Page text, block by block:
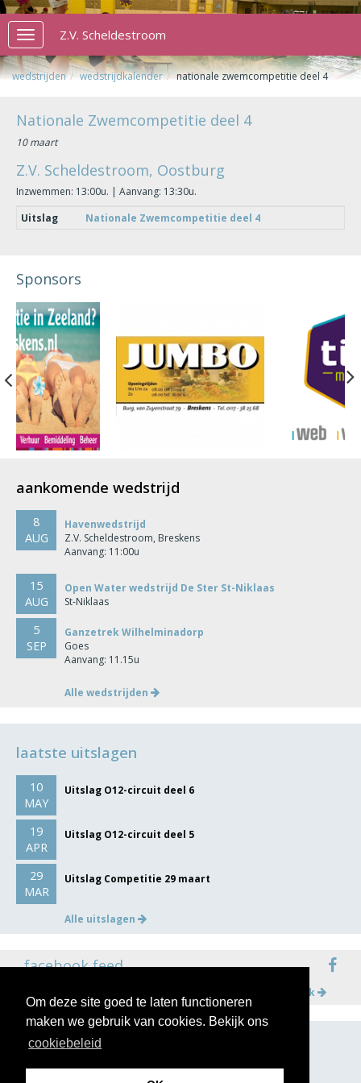
Om deze site goed te laten functioneren
maken we gebruik van cookies. Bekijk ons
cookiebeleid
Toggle
navigation
Z.V. Scheldestroom
wedstrijden wedstrijdkalender nationale zwemcompetitie deel 4
Nationale Zwemcompetitie deel 4
10 maart
Z.V. Scheldestroom, Oostburg
Inzwemmen: 13:00u. | Aanvang: 13:30u.
Uitslag
Nationale Zwemcompetitie deel 4
Sponsors
Previous
aankomende wedstrijd
8
AUG
Havenwedstrijd
Z.V. Scheldestroom, Breskens
Aanvang: 11:00u
15
AUG
Open Water wedstrijd De Ster St-Niklaas
St-Niklaas
5
SEP
Ganzetrek Wilhelminadorp
Goes
Aanvang: 11.15u
Alle wedstrijden
laatste uitslagen
10
MAY
Uitslag O12-circuit deel 6
19
APR
Uitslag O12-circuit deel 5
29
MAR
Uitslag Competitie 29 maart
Alle uitslagen
facebook feed
Meer op facebook
volg ons op